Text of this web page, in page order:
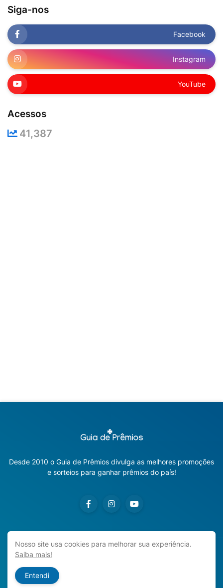
Siga-nos
Facebook
Instagram
YouTube
Acessos
41,387
Desde 2010 o Guia de Prêmios divulga as melhores promoções
e sorteios para ganhar prêmios do país!
Copyright ©
Início
Sobre o Blog
Nosso site usa cookies para melhorar sua experiência.
Saiba mais!
Entendi